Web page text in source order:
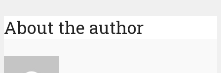
About the author